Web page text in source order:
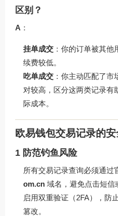
区别？
A ：
挂单成交 ：你的订单被其
续费较低。
吃单成交 ：你主动匹配了
对较高，区分这两类记录有
际成本。
欧易钱包交易记录的
1 防范钓鱼风险
所有交易记录查询必须通过
om.cn 域名，避免点击短信
启用双重验证（2FA），防
篡改。